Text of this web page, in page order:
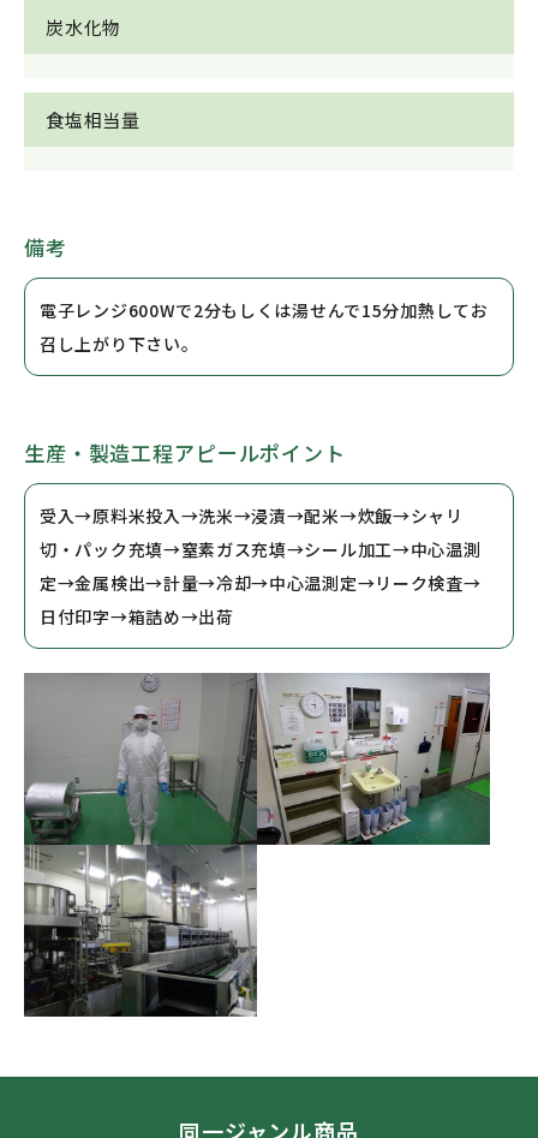
炭水化物
食塩相当量
備考
電子レンジ600Wで2分もしくは湯せんで15分加熱してお
召し上がり下さい。
生産・製造工程アピールポイント
受入→原料米投入→洗米→浸漬→配米→炊飯→シャリ
切・パック充填→窒素ガス充填→シール加工→中心温測
定→金属検出→計量→冷却→中心温測定→リーク検査→
日付印字→箱詰め→出荷
同一ジャンル商品